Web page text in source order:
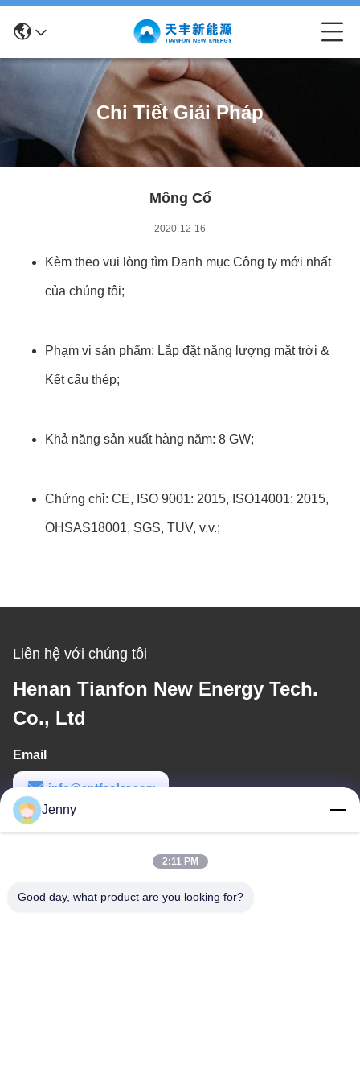
Chi Tiết Giải Pháp
Mông Cổ
2020-12-16
Kèm theo vui lòng tìm Danh mục Công ty mới nhất
của chúng tôi;
Phạm vi sản phẩm: Lắp đặt năng lượng mặt trời &
Kết cấu thép;
Khả năng sản xuất hàng năm: 8 GW;
Chứng chỉ: CE, ISO 9001: 2015, ISO14001: 2015,
OHSAS18001, SGS, TUV, v.v.;
Liên hệ với chúng tôi
Henan Tianfon New Energy Tech.
Co., Ltd
Email
info@cntfsolar.com
Thời gian làm việc
Jenny
2:11 PM
Good day, what product are you looking for?